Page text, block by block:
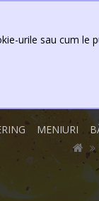
urile sau cum le
MENIURI